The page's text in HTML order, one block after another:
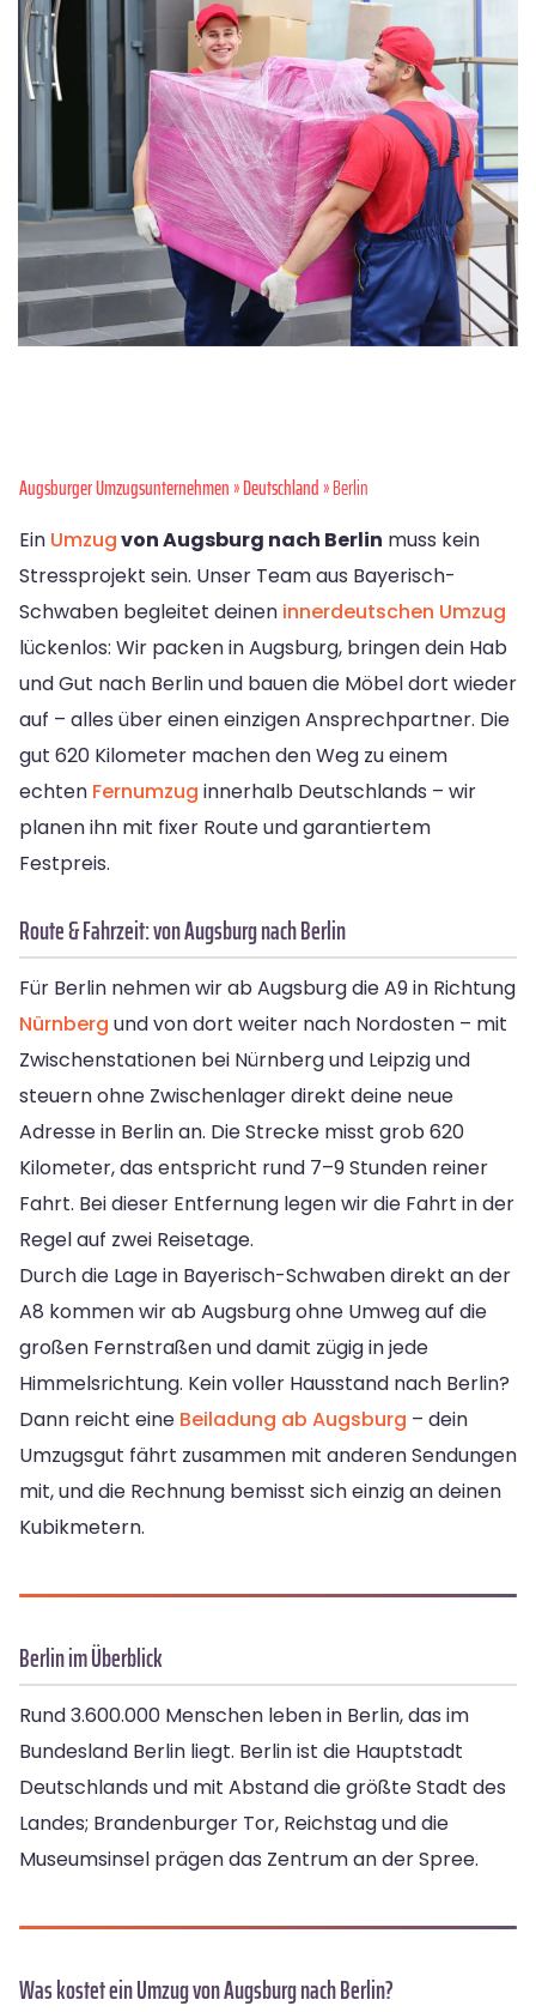
Augsburger Umzugsunternehmen»Deutschland» Berlin
Ein Umzugvon Augsburg nach Berlin muss kein
Stressprojekt sein. Unser Team aus Bayerisch-
Schwaben begleitet deinen innerdeutschen Umzug
lückenlos: Wir packen in Augsburg, bringen dein Hab
und Gut nach Berlin und bauen die Möbel dort wieder
auf – alles über einen einzigen Ansprechpartner. Die
gut 620 Kilometer machen den Weg zu einem
echten Fernumzug innerhalb Deutschlands – wir
planen ihn mit fixer Route und garantiertem
Festpreis.
Route & Fahrzeit: von Augsburg nach Berlin
Für Berlin nehmen wir ab Augsburg die A9 in Richtung
Nürnberg und von dort weiter nach Nordosten – mit
Zwischenstationen bei Nürnberg und Leipzig und
steuern ohne Zwischenlager direkt deine neue
Adresse in Berlin an. Die Strecke misst grob 620
Kilometer, das entspricht rund 7–9 Stunden reiner
Fahrt. Bei dieser Entfernung legen wir die Fahrt in der
Regel auf zwei Reisetage.
Durch die Lage in Bayerisch-Schwaben direkt an der
A8 kommen wir ab Augsburg ohne Umweg auf die
großen Fernstraßen und damit zügig in jede
Himmelsrichtung. Kein voller Hausstand nach Berlin?
Dann reicht eine Beiladung ab Augsburg – dein
Umzugsgut fährt zusammen mit anderen Sendungen
mit, und die Rechnung bemisst sich einzig an deinen
Kubikmetern.
Berlin im Überblick
Rund 3.600.000 Menschen leben in Berlin, das im
Bundesland Berlin liegt. Berlin ist die Hauptstadt
Deutschlands und mit Abstand die größte Stadt des
Landes; Brandenburger Tor, Reichstag und die
Museumsinsel prägen das Zentrum an der Spree.
Was kostet ein Umzug von Augsburg nach Berlin?